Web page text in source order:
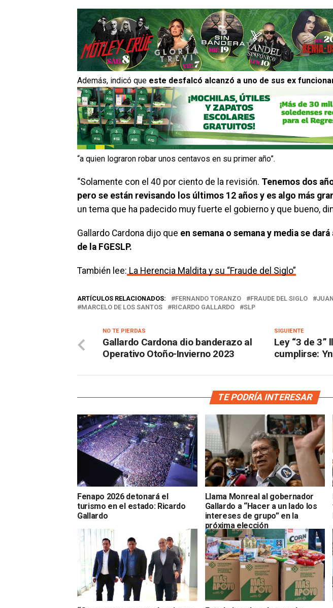
Además, indicó que este desfalcó alcanzó a uno de sus ex
“a quien lograron robar unos centavos en su primer año”.
“Solamente con el 40 por ciento de la revisión. Tenemos dos
pero se están revisando los últimos 12 años y es algo más
un tema que ha padecido muy fuerte el gobierno y que bueno,
Gallardo Cardona dijo que en semana o semana y media se
de la FGESLP.
También lee: La Herencia Maldita y su “Fraude del Siglo”
ARTÍCULOS RELACIONADOS: FERNANDO TORANZO FRAUDE DEL SIGLO
MARCELO DE LOS SANTOS
RICARDO GALLARDO SLP
SIGUIENTE
Ley “3 de 3”
cumplirse:
NO TE PIERDAS
Gallardo Cardona dio banderazo al
Operativo Otoño-Invierno 2023
TE PODRÍA INTERESAR
Fenapo 2026 detonará el
turismo en el estado: Ricardo
Gallardo
Llama Monreal al gobernador
Gallardo a “Hacer a un lado los
intereses de grupo” en la
próxima elección